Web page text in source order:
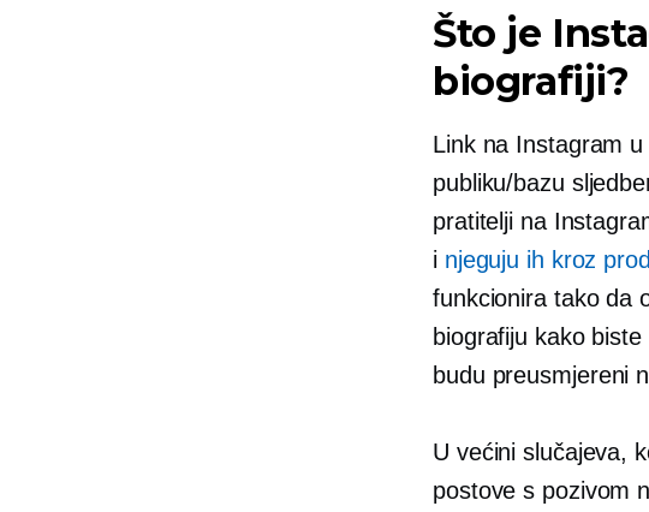
Što je
biografiji?
Link na Instagram
publiku/bazu
pratitelji na
i njeguju ih kroz
funkcionira tako da
biografiju kako
budu preusmjereni
U većini slučajeva,
postove s pozivom